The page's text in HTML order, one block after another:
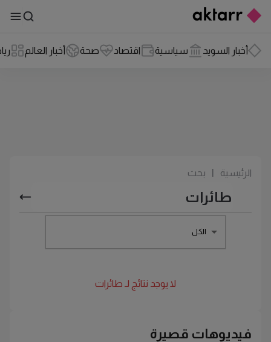
أخبار السويد سياسية اقتصاد صحة أخبار العالم
الرئيسية بحث
الكل
لا يوجد نتائج لـ طائرات
فيديوهات قصيرة